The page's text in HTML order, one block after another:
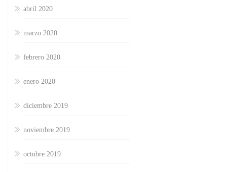
abril 2020
marzo 2020
febrero 2020
enero 2020
diciembre 2019
noviembre 2019
octubre 2019